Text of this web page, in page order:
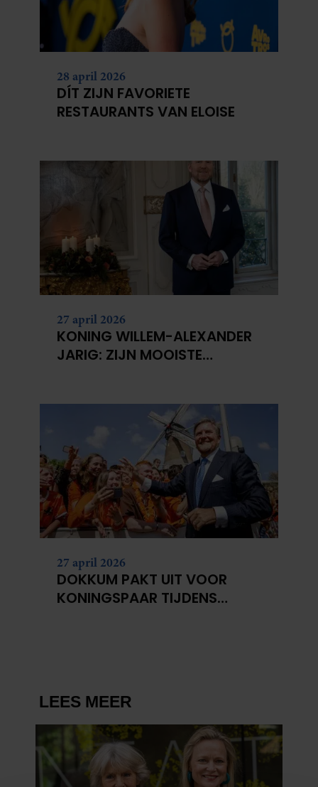
28 april 2026
DÍT ZIJN FAVORIETE
RESTAURANTS VAN ELOISE
27 april 2026
KONING WILLEM-ALEXANDER
JARIG: ZIJN MOOISTE
27 april 2026
DOKKUM PAKT UIT VOOR
KONINGSPAAR TIJDENS